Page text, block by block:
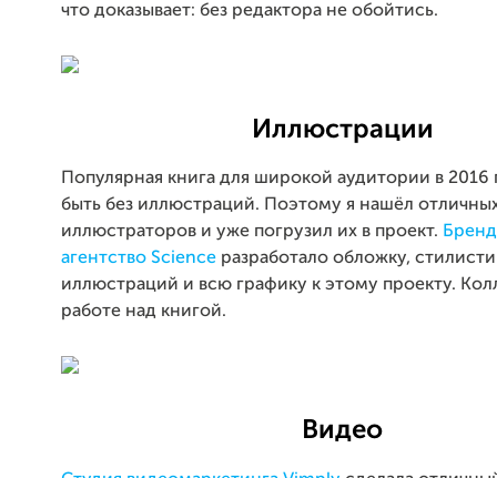
что доказывает: без редактора не обойтись.
Иллюстрации
Популярная книга для широкой аудитории в
быть без иллюстраций. Поэтому я нашёл
иллюстраторов и уже погрузил их в проект.
агентство Science разработало обложку,
иллюстраций и всю графику к этому проекту.
работе над книгой.
Видео